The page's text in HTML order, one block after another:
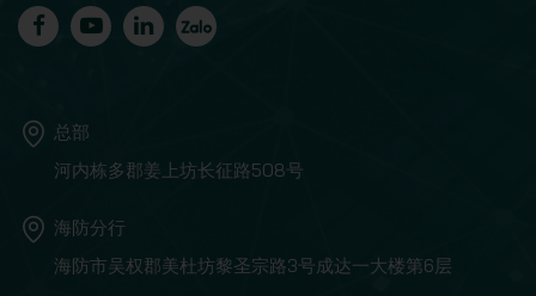
总部
河内栋多郡姜上坊长征路508号
海防分行
海防市吴权郡美杜坊黎圣宗路3号成达一大楼第6层